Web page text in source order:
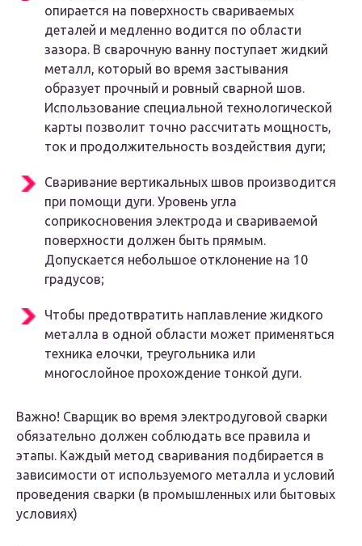
опирается на поверхность свариваемых
деталей и медленно водится по области
зазора. В сварочную ванну поступает жидкий
металл, который во время застывания
образует прочный и ровный сварной шов.
Использование специальной технологической
карты позволит точно рассчитать мощность,
ток и продолжительность воздействия дуги;
Сваривание вертикальных швов производится
при помощи дуги. Уровень угла
соприкосновения электрода и свариваемой
поверхности должен быть прямым.
Допускается небольшое отклонение на 10
градусов;
Чтобы предотвратить наплавление жидкого
металла в одной области может применяться
техника елочки, треугольника или
многослойное прохождение тонкой дуги.
Важно! Сварщик во время электродуговой сварки
обязательно должен соблюдать все правила и
этапы. Каждый метод сваривания подбирается в
зависимости от используемого металла и условий
проведения сварки (в промышленных или бытовых
условиях)